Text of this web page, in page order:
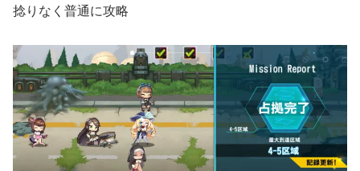
捻りなく普通に攻略